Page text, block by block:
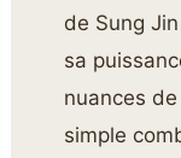
de Sung
sa
nuances de
simple